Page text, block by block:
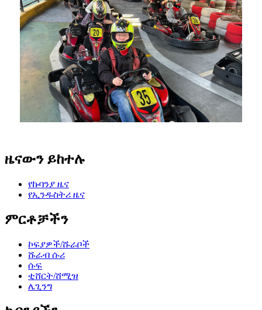
ዜናውን ይከተሉ
የኩባንያ ዜና
የኢንዱስትሪ ዜና
ምርቶቻችን
ኮፍያዎች/ሹራቦች
ሹራብ ሱሪ
ሱፍ
ቲሸርት/ሸሚዝ
ሌጊንግ